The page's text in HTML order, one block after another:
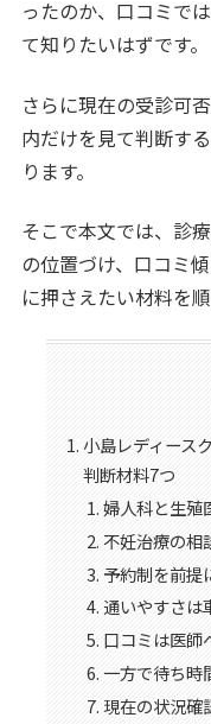
ったのか、口コミで
て知りたいはずです。
さらに現在の受診可
内だけを見て判断す
ります。
そこで本文では、診
の位置づけ、口コミ
に押さえたい材料を
小島レディース
判断材料7つ
婦人科と生殖
不妊治療の相
予約制を前提
通いやすさは
口コミは医師
一方で待ち時
現在の状況確